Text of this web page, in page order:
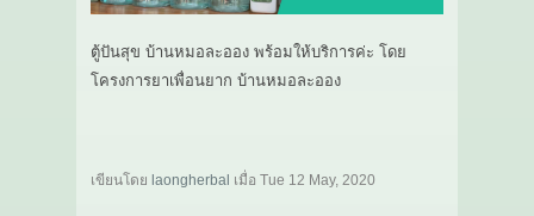
ตู้ปันสุข บ้านหมอละออง พร้อมให้บริการค่ะ โดย
โครงการยาเพื่อนยาก บ้านหมอละออง
เขียนโดย laongherbal เมื่อ Tue 12 May, 2020